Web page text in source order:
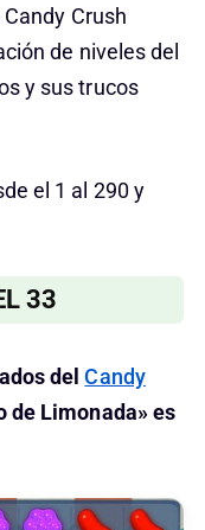
Crush
de niveles del
y sus trucos
el 1 al 290 y
33
delCandy
de Limonada» es